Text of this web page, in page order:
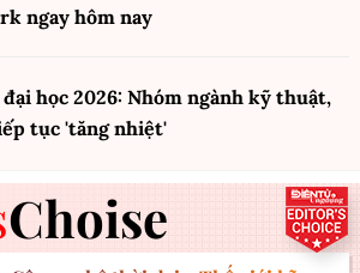
ngay hôm nay
học 2026: Nhóm ngành kỹ thuật,
tục 'tăng nhiệt'
Choise